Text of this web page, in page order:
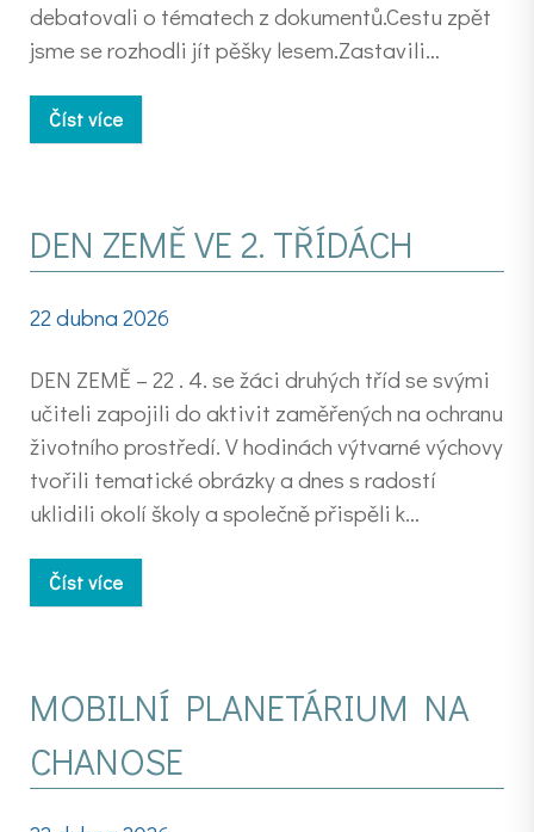
debatovali o tématech z dokumentů.Cestu zpět
jsme se rozhodli jít pěšky lesem.Zastavili…
Číst více
DEN ZEMĚ VE 2. TŘÍDÁCH
22 dubna 2026
DEN ZEMĚ – 22 . 4. se žáci druhých tříd se svými
učiteli zapojili do aktivit zaměřených na ochranu
životního prostředí. V hodinách výtvarné výchovy
tvořili tematické obrázky a dnes s radostí
uklidili okolí školy a společně přispěli k…
Číst více
MOBILNÍ PLANETÁRIUM NA
CHANOSE